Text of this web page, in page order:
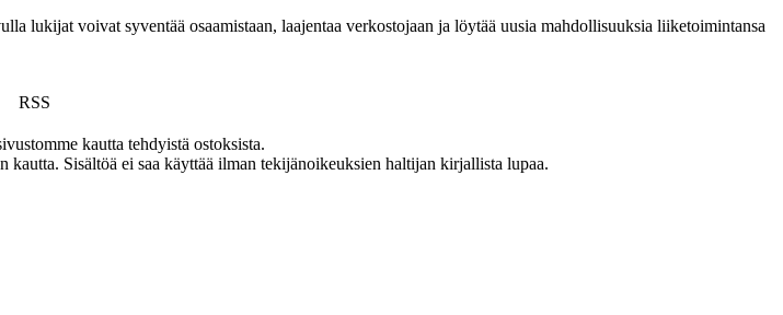
lukijat voivat syventää osaamistaan, laajentaa verkostojaan ja löytää uusia mahdollisuuksia liiketoimintansa
RSS
kautta tehdyistä ostoksista.
Sisältöä ei saa käyttää ilman tekijänoikeuksien haltijan kirjallista lupaa.